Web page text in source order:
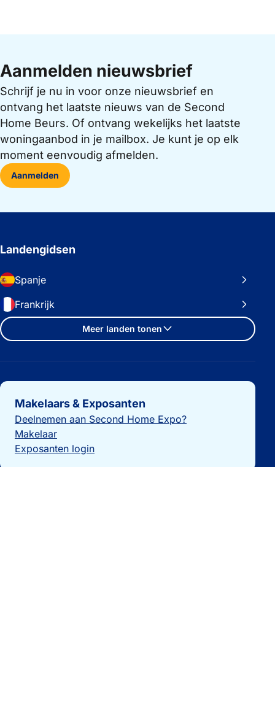
Aanmelden nieuwsbrief
Schrijf je nu in voor onze nieuwsbrief en
ontvang het laatste nieuws van de Second
Home Beurs. Of ontvang wekelijks het laatste
woningaanbod in je mailbox. Je kunt je op elk
moment eenvoudig afmelden.
Aanmelden
Landengidsen
Spanje
Frankrijk
Meer landen tonen
Belangrijke links
Makelaars & Exposanten
Deelnemen aan Second Home Expo?
Makelaar
Exposanten login